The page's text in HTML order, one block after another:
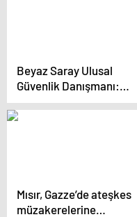
Beyaz Saray Ulusal
Güvenlik Danışmanı:
Refah’ta sivilleri
korumaya yönelik bir
Mısır, Gazze’de ateşkes
müzakerelerine